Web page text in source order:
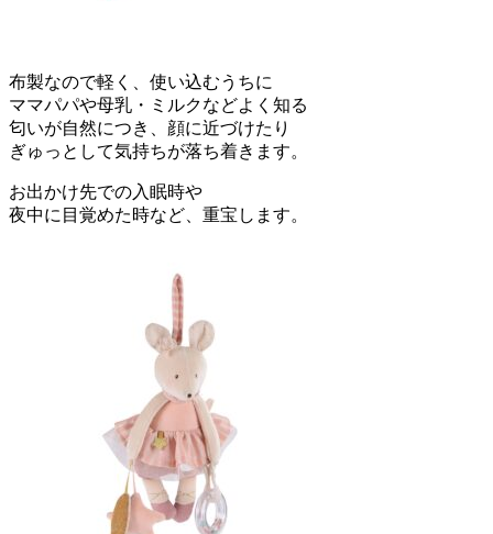
布製なので軽く、使い込むうちに
ママパパや母乳・ミルクなどよく知る
匂いが自然につき、顔に近づけたり
ぎゅっとして気持ちが落ち着きます。
お出かけ先での入眠時や
夜中に目覚めた時など、重宝します。